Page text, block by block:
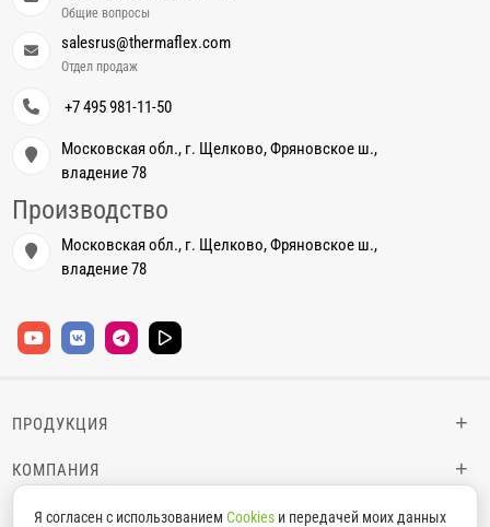
Общие вопросы
salesrus@thermaflex.com
Отдел продаж
+7 495 981-11-50
Московская обл., г. Щелково, Фряновское ш.,
владение 78
Производство
Московская обл., г. Щелково, Фряновское ш.,
владение 78
ПРОДУКЦИЯ +
КОМПАНИЯ +
ИНФОРМАЦИЯ
Я согласен с использованием Cookiesи передачей моих данных